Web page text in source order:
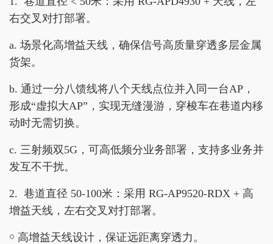
右交叉对打部署。
a. 场景化高增益天线，确保信号高质量穿透多层金属
货架。
b. 通过一分八馈线将八个天线点位并入同一台AP，
形成“虚拟大AP”，实现无缝漫游，穿梭车在巷道内移
动时无需切换。
c. 三射频双5G，可高低频分业务部署，支持多业务并
发互不干扰。
2. 巷道直径 50-100米：采用 RG-AP9520-RDX + 高
增益天线，左右交叉对打部署。
￮ 高增益天线设计，保证远距离穿透力。